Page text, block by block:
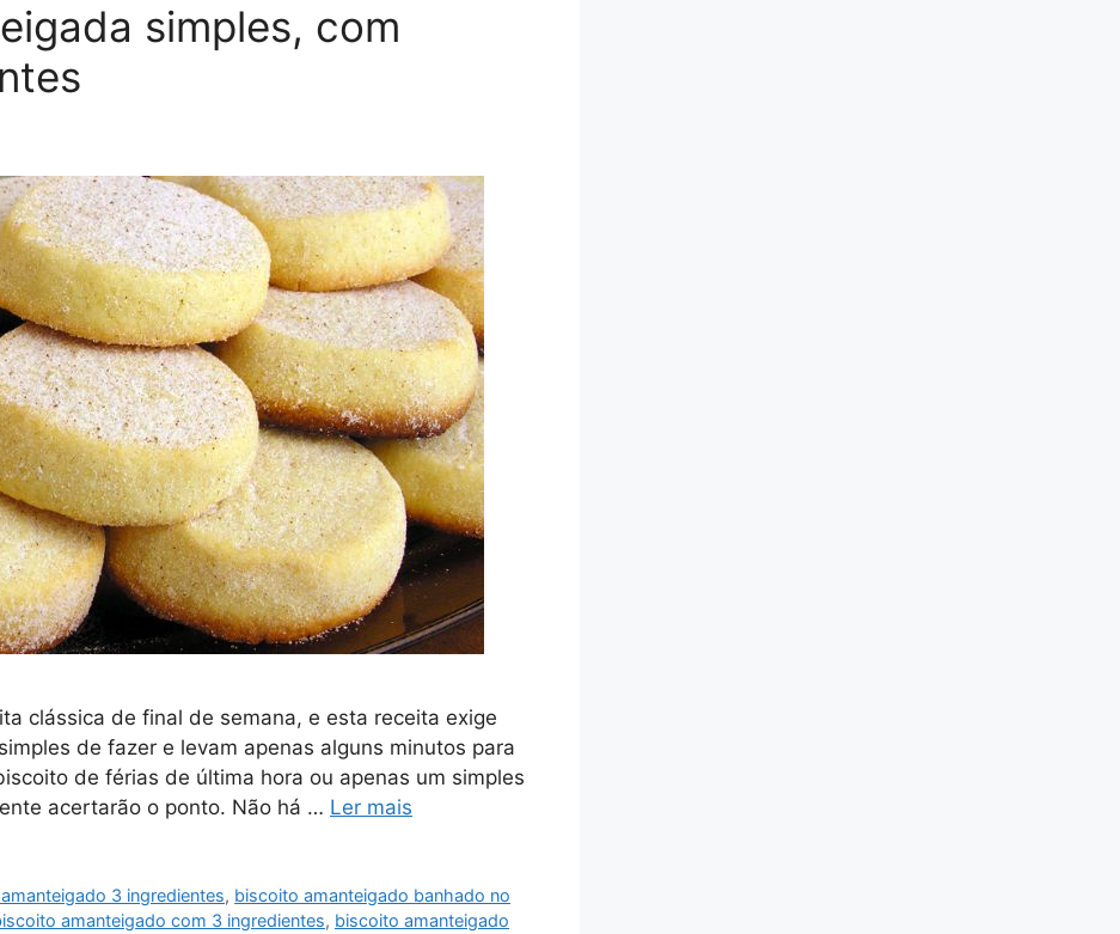
simples, com
clássica de final de semana, e esta receita exige
de fazer e levam apenas alguns minutos para
de férias de última hora ou apenas um simples
acertarão o ponto. Não há … Ler mais
3 ingredientes, biscoito amanteigado banhado no
amanteigado com 3 ingredientes, biscoito amanteigado